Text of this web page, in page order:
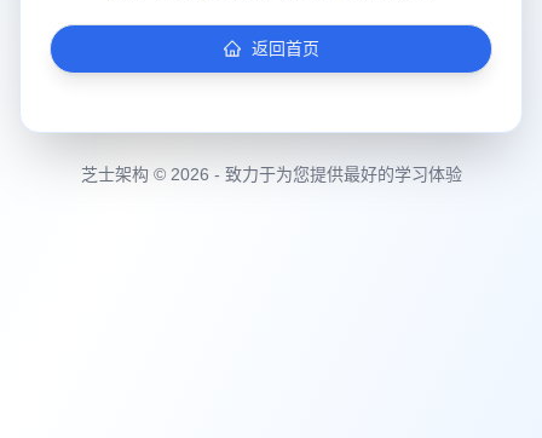
返回首页
芝士架构 © 2026 - 致力于为您提供最好的学习体验